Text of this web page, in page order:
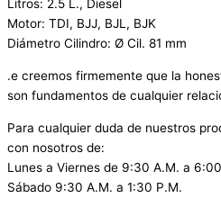
Litros: 2.5 L., Diesel
Motor: TDI, BJJ, BJL, BJK
Diámetro Cilindro: Ø Cil. 81 mm
.e creemos firmemente que la
son fundamentos de cualquier
Para cualquier duda de nuestros
con nosotros de:
Lunes a Viernes de 9:30 A.M. a
Sábado 9:30 A.M. a 1:30 P.M.